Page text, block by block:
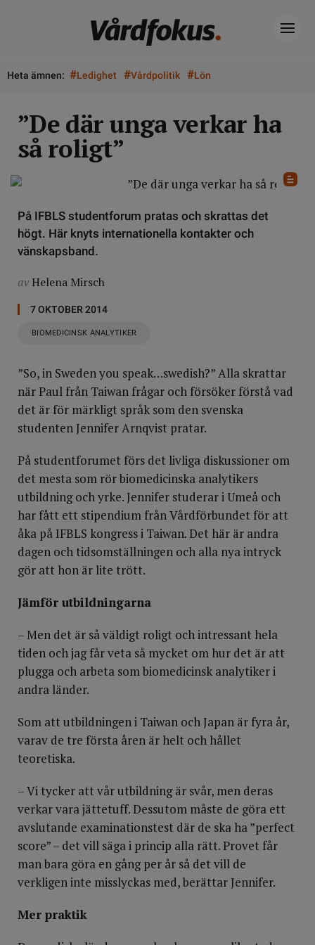
Heta ämnen: #Ledighet #Vårdpolitik #Lön
”De där unga verkar ha
så roligt”
På IFBLS studentforum pratas och skrattas det
högt. Här knyts internationella kontakter och
vänskapsband.
av Helena Mirsch
7 OKTOBER 2014
BIOMEDICINSK ANALYTIKER
”So, in Sweden you speak…swedish?” Alla skrattar
när Paul från Taiwan frågar och försöker förstå vad
det är för märkligt språk som den svenska
studenten Jennifer Arnqvist pratar.
På studentforumet förs det livliga diskussioner om
det mesta som rör biomedicinska analytikers
utbildning och yrke. Jennifer studerar i Umeå och
har fått ett stipendium från Vårdförbundet för att
åka på IFBLS kongress i Taiwan. Det här är andra
dagen och tidsomställningen och alla nya intryck
gör att hon är lite trött.
Jämför utbildningarna
– Men det är så väldigt roligt och intressant hela
tiden och jag får veta så mycket om hur det är att
plugga och arbeta som biomedicinsk analytiker i
andra länder.
Som att utbildningen i Taiwan och Japan är fyra år,
varav de tre första åren är helt och hållet
teoretiska.
– Vi tycker att vår utbildning är svår, men deras
verkar vara jättetuff. Dessutom måste de göra ett
avslutande examinationstest där de ska ha ”perfect
score” – det vill säga i princip alla rätt. Provet får
man bara göra en gång per år så det vill de
verkligen inte misslyckas med, berättar Jennifer.
Mer praktik